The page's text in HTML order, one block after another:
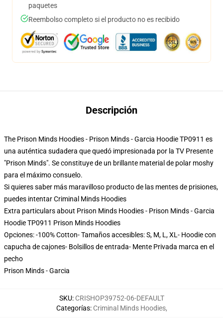
paquetes
Reembolso completo si el producto no es recibido
Descripción
The Prison Minds Hoodies - Prison Minds - Garcia Hoodie TP0911 es
una auténtica sudadera que quedó impresionada por la TV Presente
"Prison Minds". Se constituye de un brillante material de polar moshy
para el máximo consuelo.
Si quieres saber más maravilloso producto de las mentes de prisiones,
puedes intentarCriminal Minds Hoodies
Extra particulars about Prison Minds Hoodies - Prison Minds - Garcia
Hoodie TP0911 Prison Minds Hoodies
Opciones: -100% Cotton- Tamaños accesibles: S, M, L, XL- Hoodie con
capucha de cajones- Bolsillos de entrada- Mente Privada marca en el
pecho
Prison Minds - Garcia
SKU: CRISHOP39752-06-DEFAULT
Categorías: Criminal Minds Hoodies,